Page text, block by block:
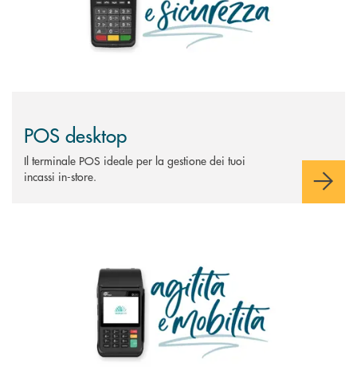
POS desktop
Il terminale POS ideale per la gestione dei tuoi
incassi in-store.